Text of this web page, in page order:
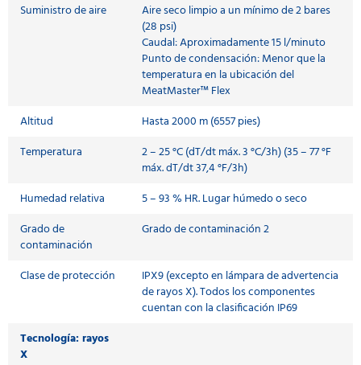
Suministro de aire
Aire seco limpio a un mínimo de 2 bares
(28 psi)
Caudal: Aproximadamente 15 l/minuto
Punto de condensación: Menor que la
temperatura en la ubicación del
MeatMaster™ Flex
Altitud
Hasta 2000 m (6557 pies)
Temperatura
2 – 25 °C (dT/dt máx. 3 °C/3h) (35 – 77 °F
máx. dT/dt 37,4 °F/3h)
Humedad relativa
5 – 93 % HR. Lugar húmedo o seco
Grado de
contaminación
Grado de contaminación 2
Clase de protección
IPX9 (excepto en lámpara de advertencia
de rayos X). Todos los componentes
cuentan con la clasificación IP69
Tecnología: rayos
X